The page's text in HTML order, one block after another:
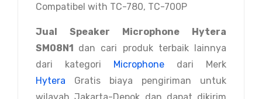
Compatibel with TC-780, TC-700P
Jual Speaker Microphone Hytera
SM08N1 dan cari produk terbaik lainnya
dari kategori Microphone dari Merk
Hytera Gratis biaya pengiriman untuk